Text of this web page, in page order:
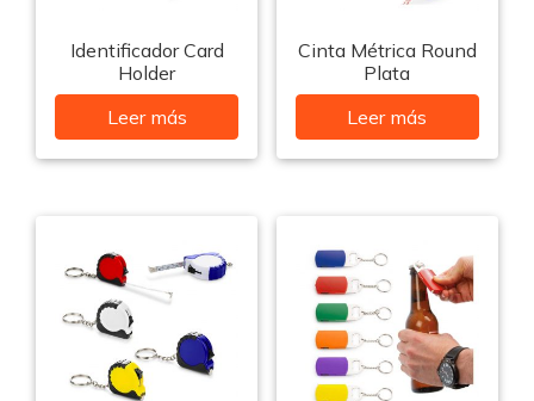
Identificador Card
Holder
Leer más
Cinta Métrica Round
Plata
Leer más